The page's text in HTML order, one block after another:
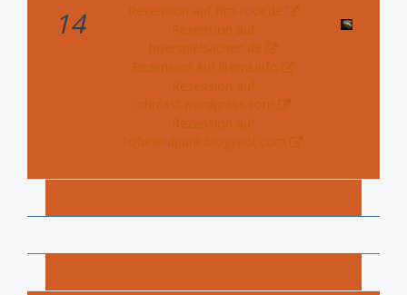
14
Rezension auf ffm-rock.de
Rezension auf
hoerspielsachen.de
Rezension auf literra.info
Rezension auf
ohrcast.wordpress.com
Rezension auf
tofunerdpunk.blogspot.com